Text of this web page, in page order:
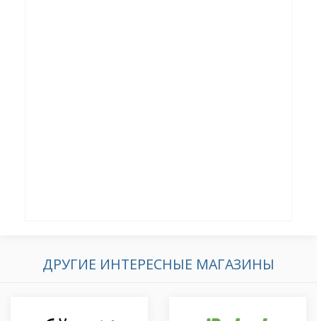
ДРУГИЕ ИНТЕРЕСНЫЕ МАГАЗИНЫ